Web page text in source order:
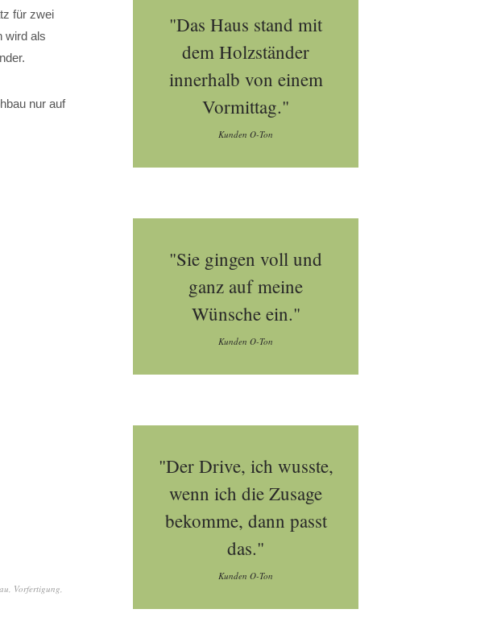
für zwei
wird als
nur auf
Vorfertigung
"Das Haus stand mit
dem Holzständer
innerhalb von einem
Vormittag."
Kunden O-Ton
"Sie gingen voll und
ganz auf meine
Wünsche ein."
Kunden O-Ton
"Der Drive, ich wusste,
wenn ich die Zusage
bekomme, dann passt
das."
Kunden O-Ton